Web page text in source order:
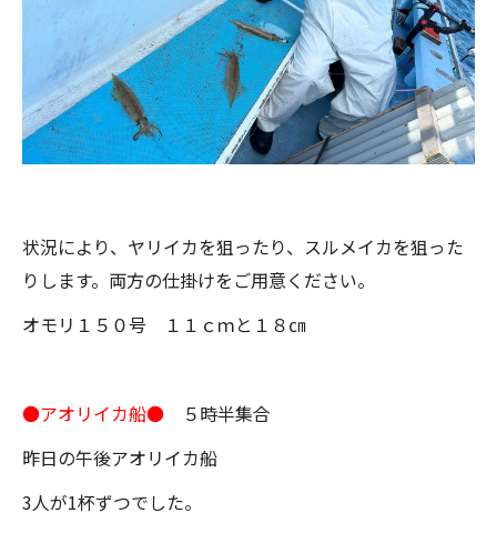
状況により、ヤリイカを狙ったり、スルメイカを狙った
りします。両方の仕掛けをご用意ください。
オモリ１５０号 １１ｃｍと１８㎝
●アオリイカ船●
５時半集合
昨日の午後アオリイカ船
3人が1杯ずつでした。